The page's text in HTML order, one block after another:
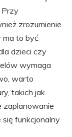
Przy
zrozumienie
ma to być
dzieci czy
wymaga
warto
takich jak
zaplanowanie
funkcjonalny